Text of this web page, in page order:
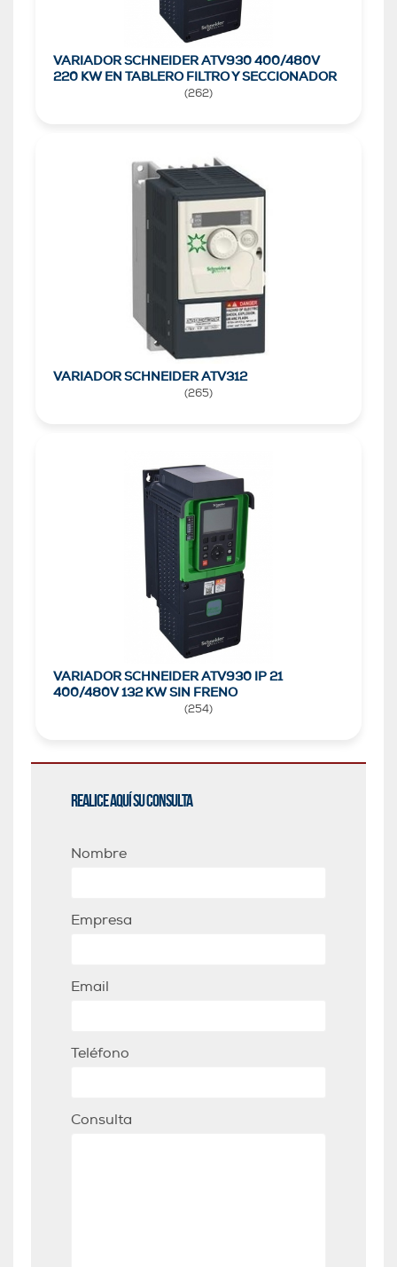
VARIADOR SCHNEIDER ATV930 400/480V
220 KW EN TABLERO FILTRO Y SECCIONADOR
(262)
VARIADOR SCHNEIDER ATV312
(265)
VARIADOR SCHNEIDER ATV930 IP 21
400/480V 132 KW SIN FRENO
(254)
Realice aquí su consulta
Nombre
Empresa
Email
Teléfono
Consulta